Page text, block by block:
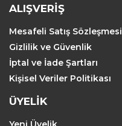
ALIŞVERİŞ
Mesafeli Satış Sözleşmesi
Gizlilik ve Güvenlik
İptal ve İade Şartları
Kişisel Veriler Politikası
ÜYELİK